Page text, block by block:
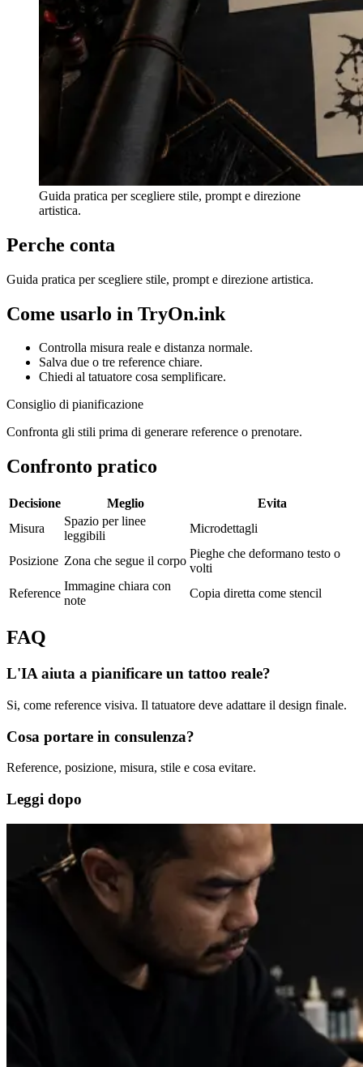
Guida pratica per scegliere stile, prompt e direzione
artistica.
Perche conta
Guida pratica per scegliere stile, prompt e direzione artistica.
Come usarlo in TryOn.ink
Controlla misura reale e distanza normale.
Salva due o tre reference chiare.
Chiedi al tatuatore cosa semplificare.
Consiglio di pianificazione
Confronta gli stili prima di generare reference o prenotare.
Confronto pratico
Decisione Meglio
Evita
Misura
Spazio per linee
leggibili
Microdettagli
Posizione Zona che segue il corpo
Pieghe che deformano testo o
volti
Reference
Immagine chiara con
note
Copia diretta come stencil
FAQ
L'IA aiuta a pianificare un tattoo reale?
Si, come reference visiva. Il tatuatore deve adattare il design finale.
Cosa portare in consulenza?
Reference, posizione, misura, stile e cosa evitare.
Leggi dopo